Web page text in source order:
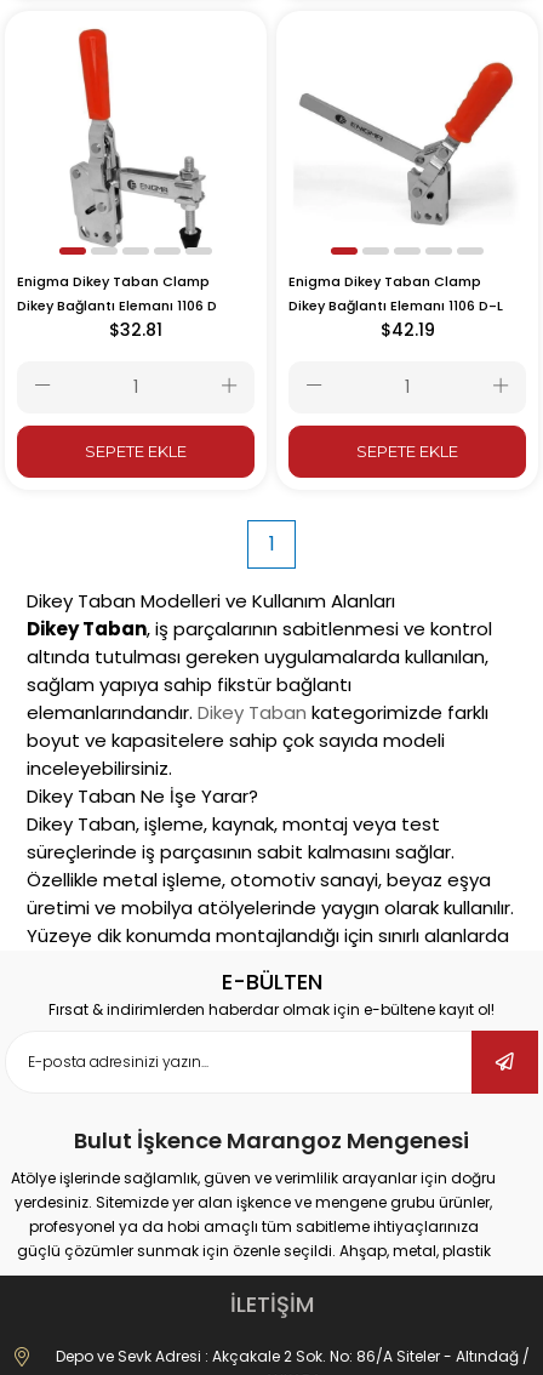
Enigma Dikey Taban Clamp
Dikey Bağlantı Elemanı 1106 D
$32.81
SEPETE EKLE
Enigma Dikey Taban Clamp
Dikey Bağlantı Elemanı 1106 D-L
$42.19
SEPETE EKLE
1
Dikey Taban Modelleri ve Kullanım Alanları
Dikey Taban, iş parçalarının sabitlenmesi ve kontrol
altında tutulması gereken uygulamalarda kullanılan,
sağlam yapıya sahip fikstür bağlantı
elemanlarındandır.Dikey Taban kategorimizde farklı
boyut ve kapasitelere sahip çok sayıda modeli
inceleyebilirsiniz.
Dikey Taban Ne İşe Yarar?
Dikey Taban, işleme, kaynak, montaj veya test
süreçlerinde iş parçasının sabit kalmasını sağlar.
Özellikle metal işleme, otomotiv sanayi, beyaz eşya
üretimi ve mobilya atölyelerinde yaygın olarak kullanılır.
Yüzeye dik konumda montajlandığı için sınırlı alanlarda
Dikey Taban ürünleri doğrudan bu ana kategori altında
İtme ve Çekme
Nasıl Seçim Yapılır?
Dikey Tabanseçerken sabitleme kuvveti, montaj
alanı boyutu ve bağlantı şekli dikkate alınmalıdır.
Ergonomik kollu modeller ve hızlı kilitleme sistemine
sahip tasarımlar, iş verimliliğinizi artırır.
Bulut İşkencemarkası altında sunulan tümdikey
E-BÜLTEN
Fırsat & indirimlerden haberdar olmak için e-bültene kayıt ol!
Bulut İşkence Marangoz Mengenesi
Atölye işlerinde sağlamlık, güven ve verimlilik arayanlar için doğru
yerdesiniz. Sitemizde yer alan işkence ve mengene grubu ürünler,
profesyonel ya da hobi amaçlı tüm sabitleme ihtiyaçlarınıza
güçlü çözümler sunmak için özenle seçildi. Ahşap, metal, plastik
gibi farklı yüzeylerde güvenli tutuş sağlayan ürünlerimiz;
marangozluk, kaynak, delme, montaj ve tamir gibi pek çok alanda
maksimum performans vadediyor.
İster büyük ölçekli sanayi tipi işler yapıyor olun, ister evde basit
İLETİŞİM
Depo ve Sevk Adresi : Akçakale 2 Sok. No: 86/A Siteler - Altındağ /